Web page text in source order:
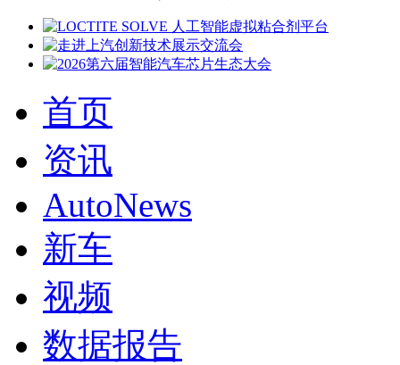
首页
资讯
AutoNews
新车
视频
数据报告